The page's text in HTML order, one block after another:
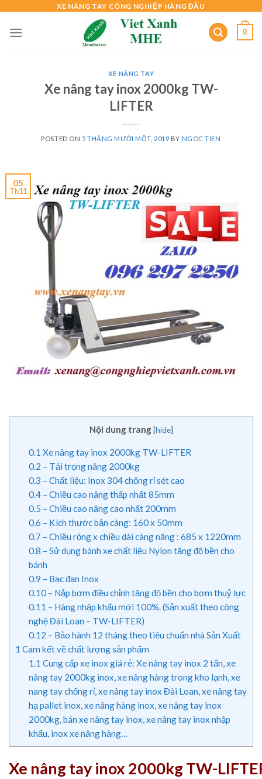
content
XE NÂNG TAY CÔNG NGHIỆP HÀNG ĐẦU
0
XE NÂNG TAY
Xe nâng tay inox 2000kg TW-
LIFTER
POSTED ON 5 THÁNG MƯỜI MỘT, 2019 BY NGOC TIEN
05
Th11
Nội dung trang [hide]
0.1 Xe nâng tay inox 2000kg TW-LIFTER
0.2 – Tải trọng nâng 2000kg
0.3 – Chất liệu: Inox 304 chống rỉ sét cao
0.4– Chiều cao nâng thấp nhất 85mm
0.5 – Chiều cao nâng cao nhất 200mm
0.6 – Kích thước bản càng: 160 x 50mm
0.7 – Chiều rộng x chiều dài càng nâng : 685 x 1220mm
0.8 – Sử dụng bánh xe chất liệu Nylon tăng độ bền cho
bánh
0.9 – Bạc đạn Inox
0.10– Nắp bơm điều chỉnh tăng độ bền cho bơm thuỷ lực
0.11 – Hàng nhập khẩu mới 100%. (Sản xuất theo công
nghệ Đài Loan – TW-LIFTER)
0.12 – Bảo hành 12 tháng theo tiêu chuẩn nhà Sản Xuất
1 Cam kết về chất lượng sản phẩm
1.1 Cung cấp xe inox giá rẻ: Xe nâng tay inox 2 tấn, xe
nâng tay 2000kg inox, xe nâng hàng trong kho lạnh, xe
nang tay chống rỉ, xe nâng tay inox Đài Loan, xe nâng tay
hạ pallet inox, xe nâng hàng inox, xe nâng tay inox
2000kg, bán xe nâng tay inox, xe nâng tay inox nhập
khẩu, inox xe nâng hàng…
Xe nâng tay inox 2000kg TW-